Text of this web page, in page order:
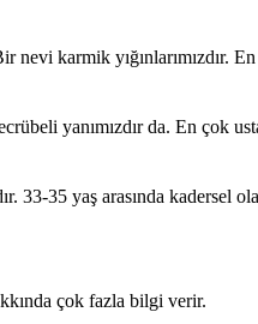
karmik yığınlarımızdır. En
yanımızdır da. En çok
33-35 yaş arasında kadersel
çok fazla bilgi verir.